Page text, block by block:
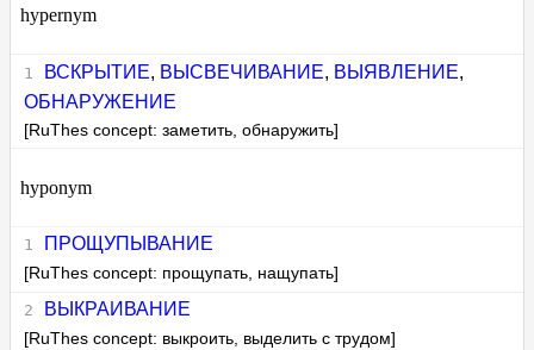
hypernym
ВСКРЫТИЕ, ВЫСВЕЧИВАНИЕ, ВЫЯВЛЕНИЕ,
ОБНАРУЖЕНИЕ
[RuThes concept: заметить, обнаружить]
hyponym
ПРОЩУПЫВАНИЕ
[RuThes concept: прощупать, нащупать]
ВЫКРАИВАНИЕ
[RuThes concept: выкроить, выделить с трудом]